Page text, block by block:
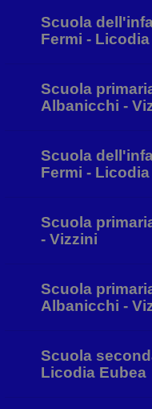
Scuola
Fermi -
Scuola
Albanicchi -
Scuola
Fermi -
Scuola
- Vizzini
Scuola
Albanicchi -
Scuola
Licodia Eubea